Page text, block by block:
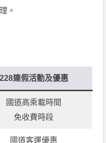
。
228連假活動及優惠
國道高乘載時間
免收費時段
國道客運優惠